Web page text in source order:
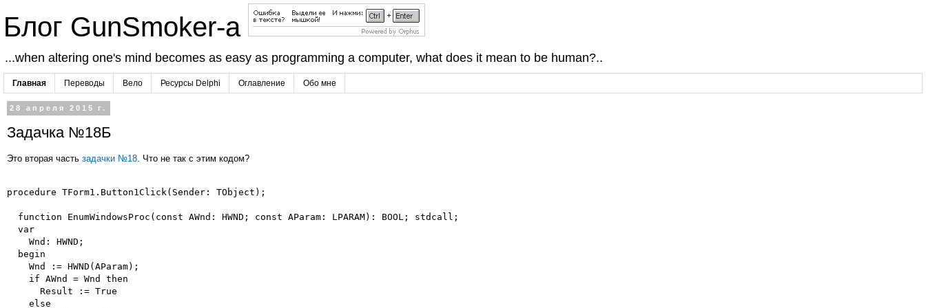
Блог GunSmoker-а
...when altering one's mind becomes as easy as programming a computer, what does it mean to be human?..
Главная Переводы Вело Ресурсы Delphi Оглавление Обо мне
28 апреля 2015 г.
Задачка №18Б
Это вторая часть задачки №18. Что не так с этим кодом?
procedure TForm1.Button1Click(Sender: TObject);
  function EnumWindowsProc(const AWnd: HWND; const AParam: LPARAM): BOOL; stdcall;
  var
    Wnd: HWND;
  begin
    Wnd := HWND(AParam);
    if AWnd = Wnd then
      Result := True
    else